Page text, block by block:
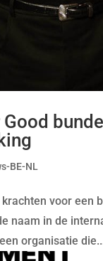
BE-NL
voor
naam in de
organisatie